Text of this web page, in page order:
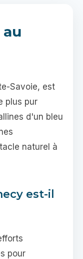
Savoie, est
plus pur
d'un bleu
naturel à
est-il
pour